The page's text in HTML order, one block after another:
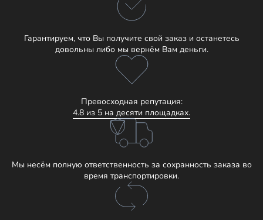
Гарантируем, что Вы получите свой заказ и останетесь
довольны либо мы вернём Вам деньги.
Превосходная репутация:
4.8 из 5 на десяти площадках.
Мы несём полную ответственность за сохранность заказа во
время транспортировки.